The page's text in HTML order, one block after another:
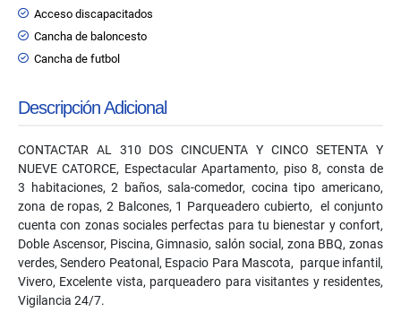
Acceso discapacitados
Cancha de baloncesto
Cancha de futbol
Descripción Adicional
CONTACTAR AL 310 DOS CINCUENTA Y CINCO SETENTA Y
NUEVE CATORCE, Espectacular Apartamento, piso 8, consta de
3 habitaciones, 2 baños, sala-comedor, cocina tipo americano,
zona de ropas, 2 Balcones, 1 Parqueadero cubierto, el conjunto
cuenta con zonas sociales perfectas para tu bienestar y confort,
Doble Ascensor, Piscina, Gimnasio, salón social, zona BBQ, zonas
verdes, Sendero Peatonal, Espacio Para Mascota, parque infantil,
Vivero, Excelente vista, parqueadero para visitantes y residentes,
Vigilancia 24/7.